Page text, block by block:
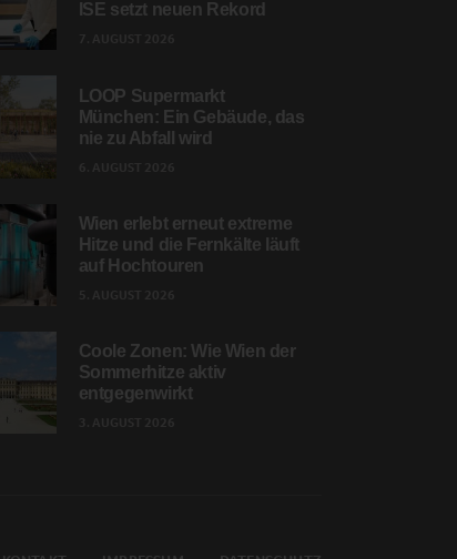
ISE setzt neuen Rekord
LOOP Supermarkt
München: Ein Gebäude, das
nie zu Abfall wird
Wien erlebt erneut extreme
Hitze und die Fernkälte läuft
auf Hochtouren
Coole Zonen: Wie Wien der
Sommerhitze aktiv
entgegenwirkt